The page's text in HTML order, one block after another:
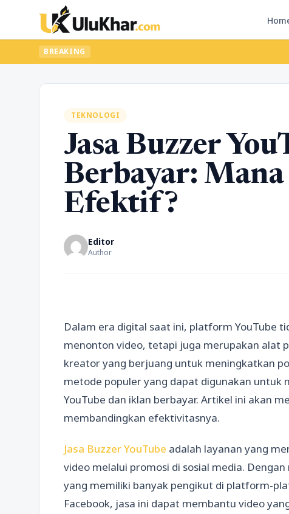
BREAKING
TEKNOLOGI
Jasa Buzzer
Berbayar:
Efektif?
Editor
Author
Dalam era digital saat ini, platform YouTube
menonton video, tetapi juga merupakan alat
kreator yang berjuang untuk meningkatkan
metode populer yang dapat digunakan untuk
YouTube dan iklan berbayar. Artikel ini akan
membandingkan efektivitasnya.
Jasa Buzzer YouTube adalah layanan yang
video melalui promosi di sosial media.
yang memiliki banyak pengikut di platform-
Facebook, jasa ini dapat membantu video